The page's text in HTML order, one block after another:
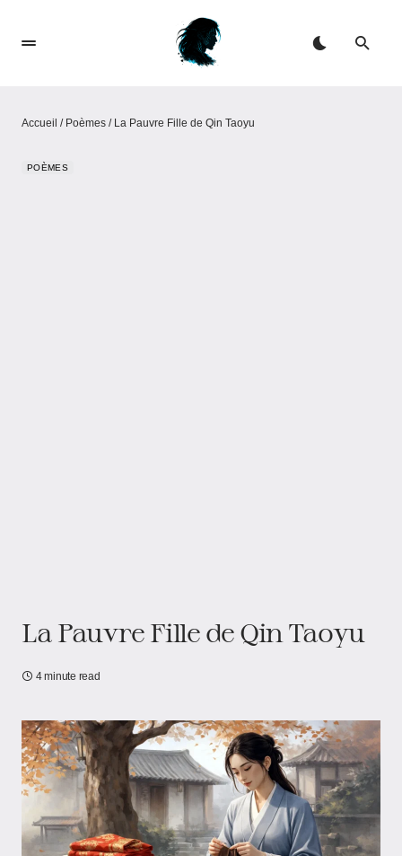
Accueil / Poèmes / La Pauvre Fille de Qin Taoyu
POÈMES
La Pauvre Fille de Qin Taoyu
4 minute read